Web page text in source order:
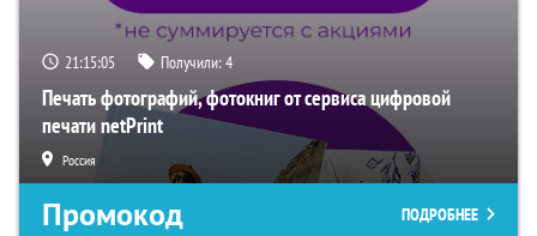
21:15:04 Получили:4
Печать фотографий, фотокниг от сервиса цифровой
печати netPrint
Россия
Промокод ПОДРОБНЕЕ